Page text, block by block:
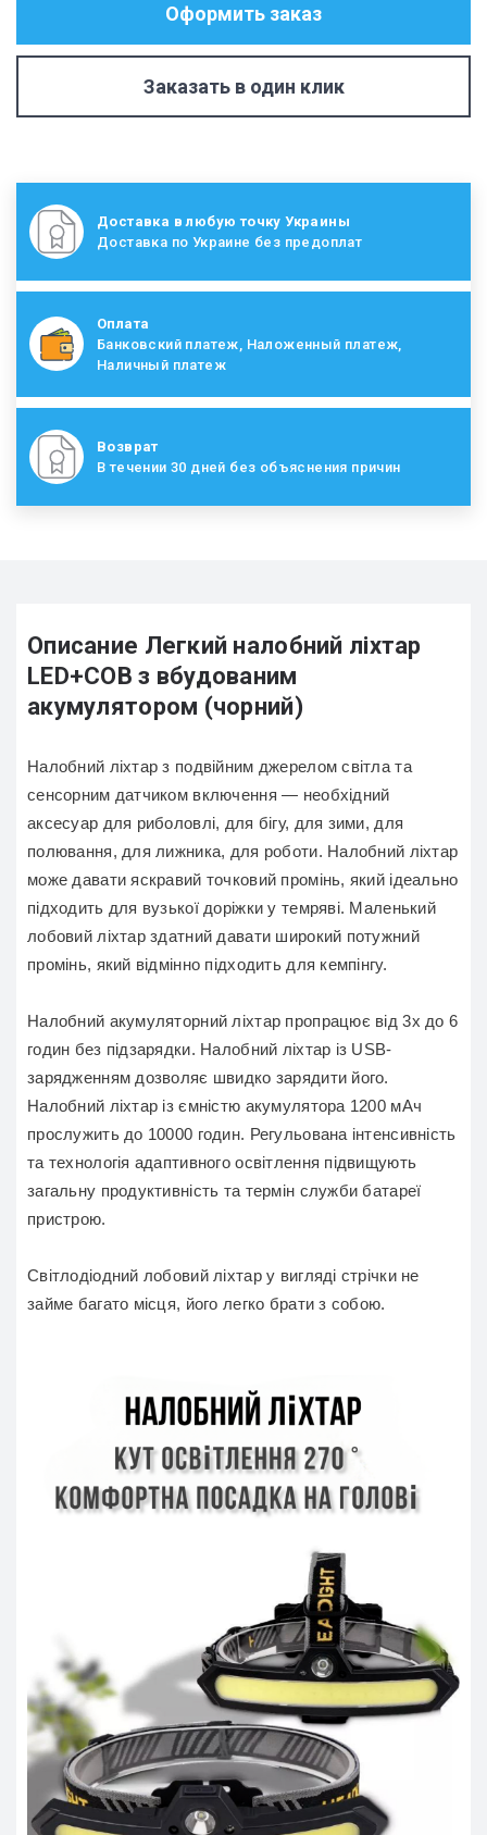
Оформить заказ
Заказать в один клик
Доставка в любую точку Украины
Доставка по Украине без предоплат
Оплата
Банковский платеж, Наложенный платеж,
Наличный платеж
Возврат
В течении 30 дней без объяснения причин
Описание Легкий налобний ліхтар
LED+COB з вбудованим
акумулятором (чорний)
Налобний ліхтар з подвійним джерелом світла та
сенсорним датчиком включення ― необхідний
аксесуар для риболовлі, для бігу, для зими, для
полювання, для лижника, для роботи. Налобний ліхтар
може давати яскравий точковий промінь, який ідеально
підходить для вузької доріжки у темряві. Маленький
лобовий ліхтар здатний давати широкий потужний
промінь, який відмінно підходить для кемпінгу.
Налобний акумуляторний ліхтар пропрацює від 3х до 6
годин без підзарядки. Налобний ліхтар із USB-
зарядженням дозволяє швидко зарядити його.
Налобний ліхтар із ємністю акумулятора 1200 мАч
прослужить до 10000 годин. Регульована інтенсивність
та технологія адаптивного освітлення підвищують
загальну продуктивність та термін служби батареї
пристрою.
Світлодіодний лобовий ліхтар у вигляді стрічки не
займе багато місця, його легко брати з собою.